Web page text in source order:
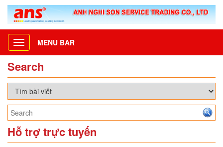
Toggle
navigation
MENU BAR
Search
Hỗ trợ trực tuyến